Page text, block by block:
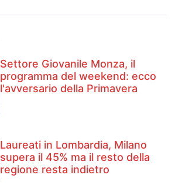
Settore Giovanile Monza, il
programma del weekend: ecco
l'avversario della Primavera
Laureati in Lombardia, Milano
supera il 45% ma il resto della
regione resta indietro